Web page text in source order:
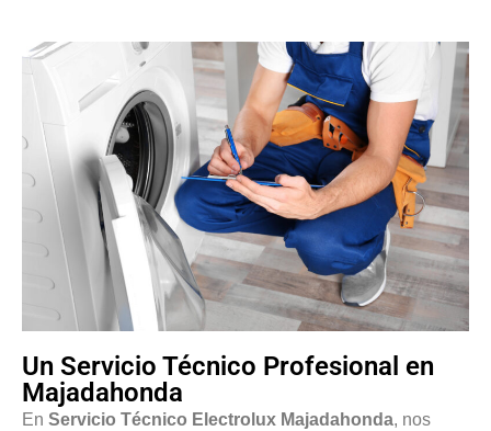
Un Servicio Técnico Profesional en
Majadahonda
En Servicio Técnico Electrolux Majadahonda, nos